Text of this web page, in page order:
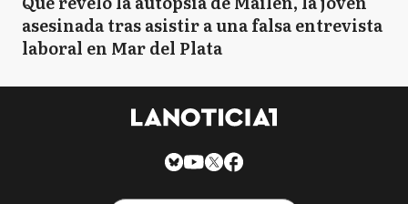
asesinada tras asistir a una falsa entrevista
laboral en Mar del Plata